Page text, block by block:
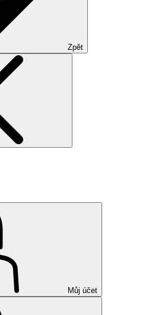
Zpět
Můj účet